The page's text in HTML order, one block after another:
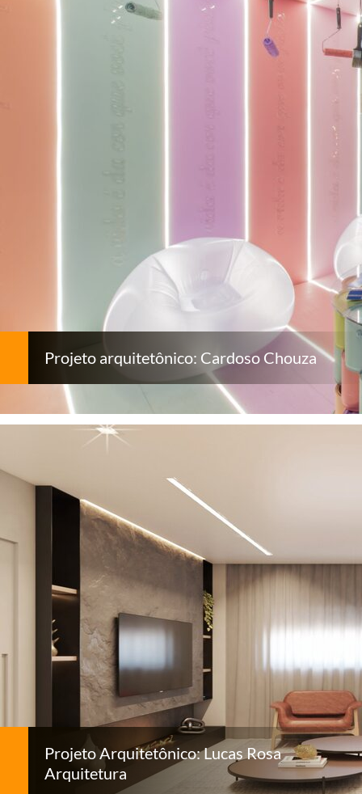
Projeto arquitetônico: Cardoso Chouza
Projeto Arquitetônico: Lucas Rosa
Arquitetura